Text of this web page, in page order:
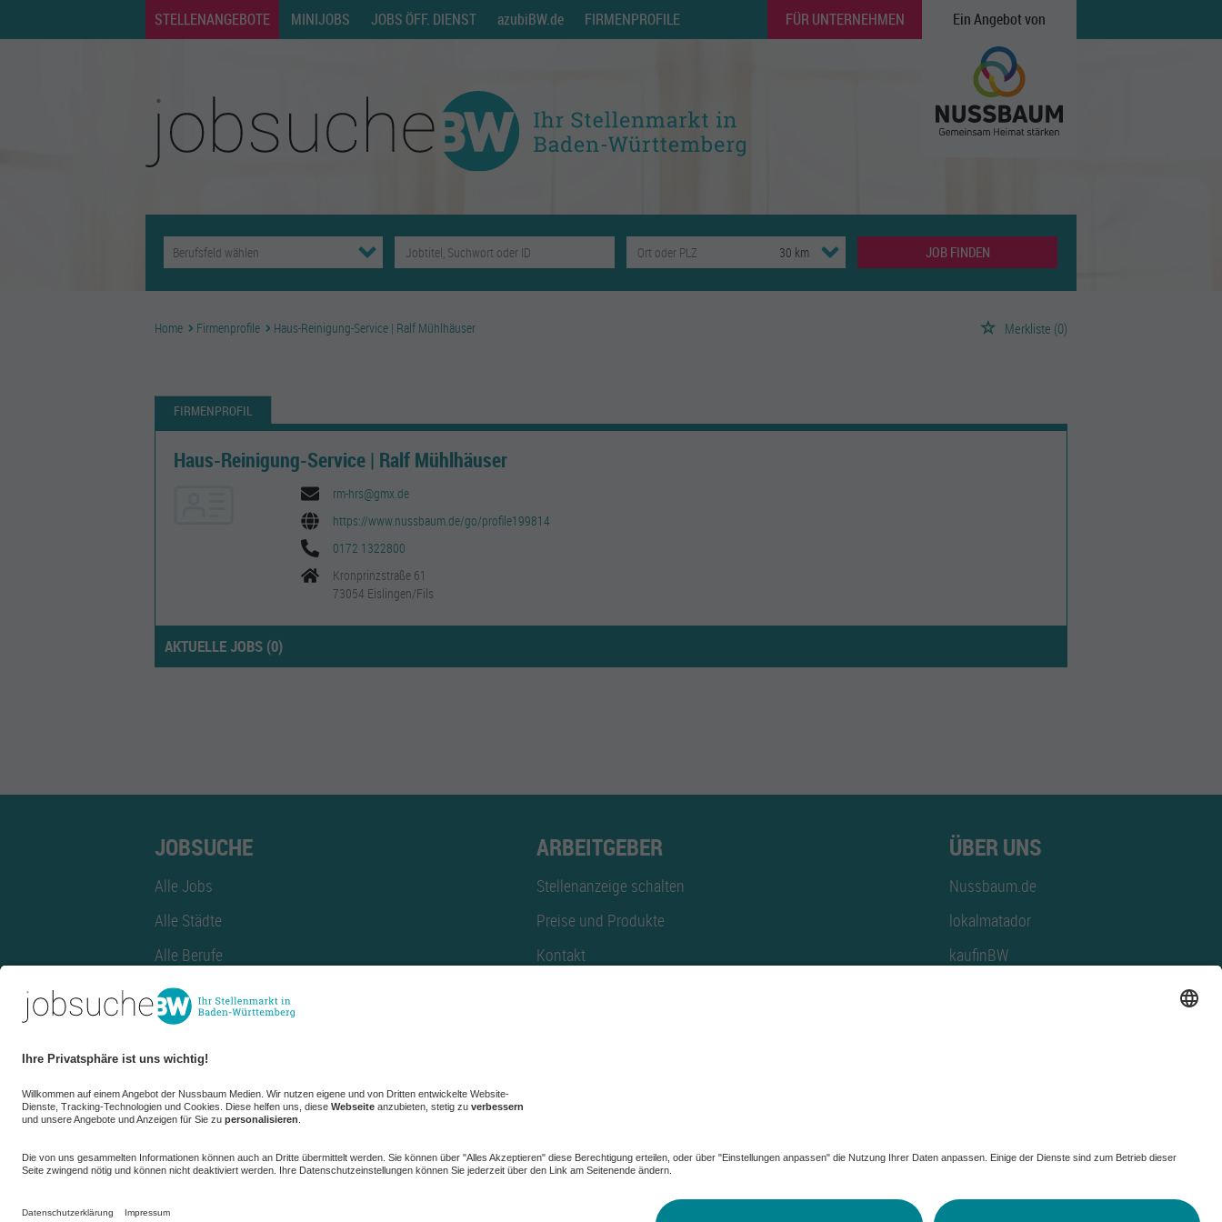
STELLENANGEBOTE MINIJOBS JOBS ÖFF. DIENST azubiBW.de FIRMENPROFILE FÜR UNTERNEHMEN Ein Angebot von
JOB FINDEN
Home Firmenprofile Haus-Reinigung-Service | Ralf Mühlhäuser Merkliste (0)
FIRMENPROFIL
Haus-Reinigung-Service | Ralf Mühlhäuser
rm-hrs@gmx.de
https://www.nussbaum.de/go/profile199814
0172 1322800
Kronprinzstraße 61
73054 Eislingen/Fils
AKTUELLE JOBS (0)
JOBSUCHE
Alle Jobs
Alle Städte
Alle Berufe
Alle Berufe nach Stadt
Alle Tätigkeitsbereiche
Alle Tätigkeitsbereiche nach Stadt
azubiBW.de
Minijobs
Firmenprofil
ARBEITGEBER
Stellenanzeige schalten
Preise und Produkte
Kontakt
ÜBER UNS
Nussbaum.de
lokalmatador
kaufinBW